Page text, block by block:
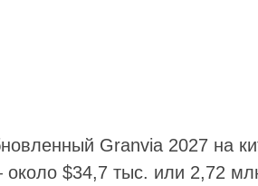
Granvia 2027 на
$34,7 тыс. или 2,72